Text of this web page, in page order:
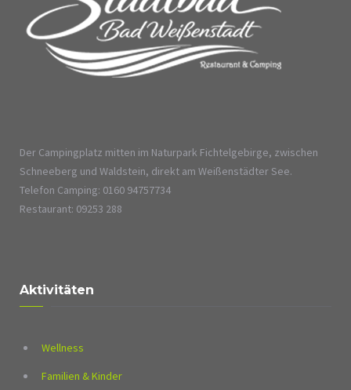
Der Campingplatz mitten im Naturpark Fichtelgebirge, zwischen
Schneeberg und Waldstein, direkt am Weißenstädter See.
Telefon Camping: 0160 94757734
Restaurant: 09253 288
Aktivitäten
Wellness
Familien & Kinder